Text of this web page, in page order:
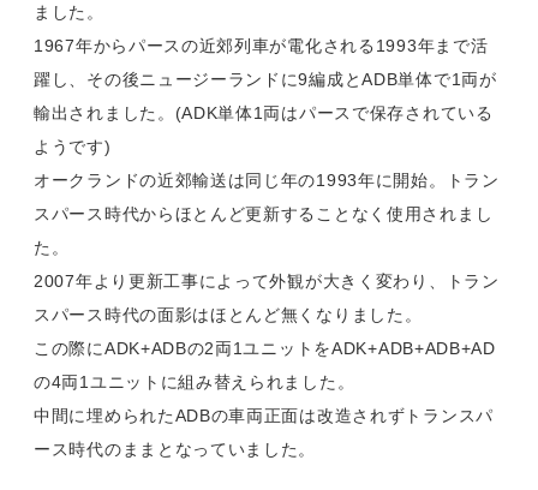
ました。
1967年からパースの近郊列車が電化される1993年まで活
躍し、その後ニュージーランドに9編成とADB単体で1両が
輸出されました。(ADK単体1両はパースで保存されている
ようです)
オークランドの近郊輸送は同じ年の1993年に開始。トラン
スパース時代からほとんど更新することなく使用されまし
た。
2007年より更新工事によって外観が大きく変わり、トラン
スパース時代の面影はほとんど無くなりました。
この際にADK+ADBの2両1ユニットをADK+ADB+ADB+AD
の4両1ユニットに組み替えられました。
中間に埋められたADBの車両正面は改造されずトランスパ
ース時代のままとなっていました。